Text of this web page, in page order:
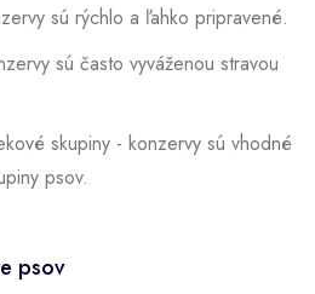
sú rýchlo a ľahko pripravené.
sú často vyváženou stravou
skupiny - konzervy sú vhodné
psov.
psov